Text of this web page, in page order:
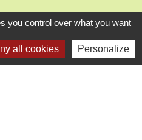
you control over what you want
all cookies Personalize